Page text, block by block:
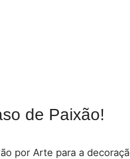
de Paixão!
por Arte para a